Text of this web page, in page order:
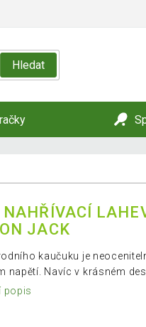
Hledat
JACK
kaučuku je
napětí. Navíc v krásném
popis